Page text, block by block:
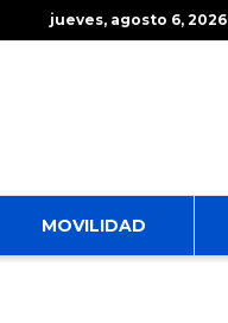
jueves, agosto 6, 2026
MOVILIDAD